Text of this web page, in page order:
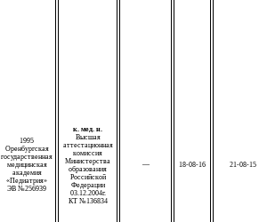
1995
Оренбургская
государственная
медицинская
академия
«Педиатрия»
ЭВ №256939
к. мед. н.
Высшая
аттестационная
комиссия
Министерства
образования
Российской
Федерации
03.12.2004г.
КТ №136834
— 18-08-16 21-08-15